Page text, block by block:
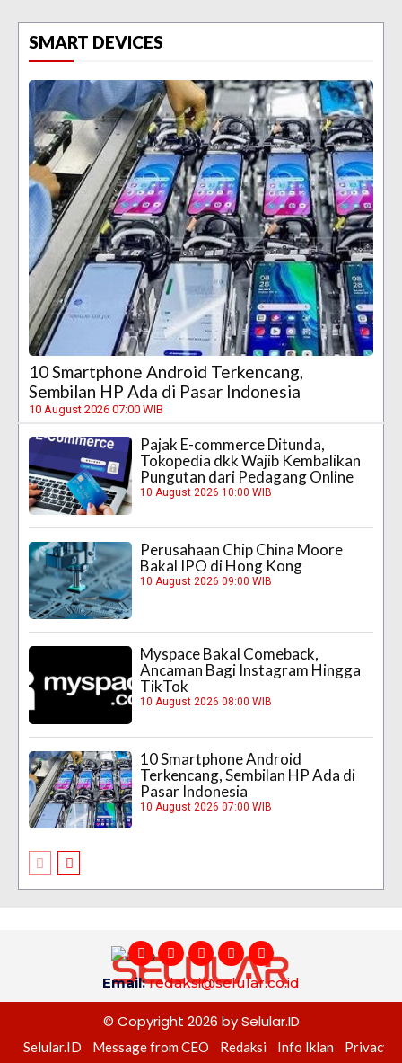
SMART DEVICES
10 Smartphone Android Terkencang,
Sembilan HP Ada di Pasar Indonesia
10 August 2026 07:00 WIB
Pajak E-commerce Ditunda,
Tokopedia dkk Wajib Kembalikan
Pungutan dari Pedagang Online
10 August 2026 10:00 WIB
Perusahaan Chip China Moore
Bakal IPO di Hong Kong
10 August 2026 09:00 WIB
Myspace Bakal Comeback,
Ancaman Bagi Instagram Hingga
TikTok
10 August 2026 08:00 WIB
10 Smartphone Android
Terkencang, Sembilan HP Ada di
Pasar Indonesia
10 August 2026 07:00 WIB
Email:redaksi@selular.co.id
© Copyright 2026 by Selular.ID
Selular.ID Message from CEO Redaksi Info Iklan Privacy